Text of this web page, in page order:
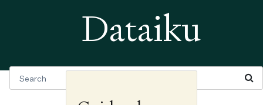
Dataiku